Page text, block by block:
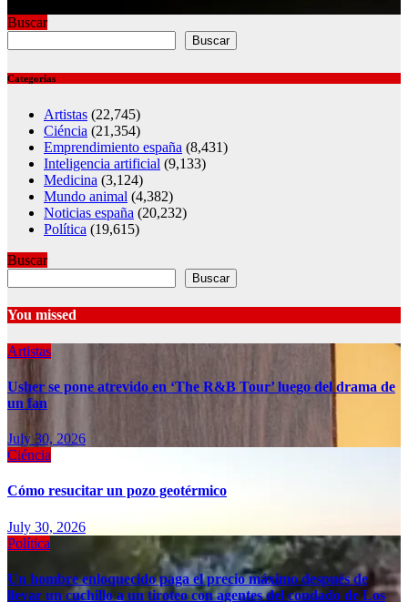
Buscar
Buscar
Categorías
Artistas (22,745)
Ciéncia (21,354)
Emprendimiento españa (8,431)
Inteligencia artificial (9,133)
Medicina (3,124)
Mundo animal (4,382)
Noticias españa (20,232)
Política (19,615)
Buscar
Buscar
You missed
Artistas
Usher se pone atrevido en ‘The R&B Tour’ luego del drama de
un fan
July 30, 2026
Ciéncia
Cómo resucitar un pozo geotérmico
July 30, 2026
Política
Un hombre enloquecido paga el precio máximo después de
llevar un cuchillo a un tiroteo con agentes del condado de Los